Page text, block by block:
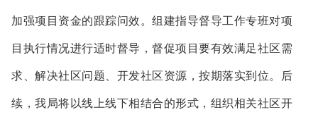
加强项目资金的跟踪问效。组建指导督导工作专班对项
目执行情况进行适时督导，督促项目要有效满足社区需
求、解决社区问题、开发社区资源，按期落实到位。后
续，我局将以线上线下相结合的形式，组织相关社区开